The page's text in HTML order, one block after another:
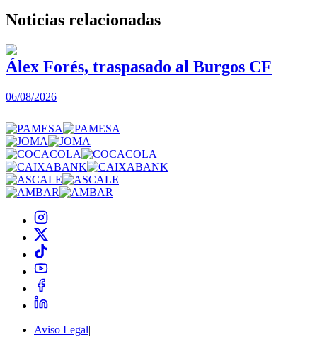
Noticias relacionadas
Álex Forés, traspasado al Burgos CF
06/08/2026
Aviso Legal|